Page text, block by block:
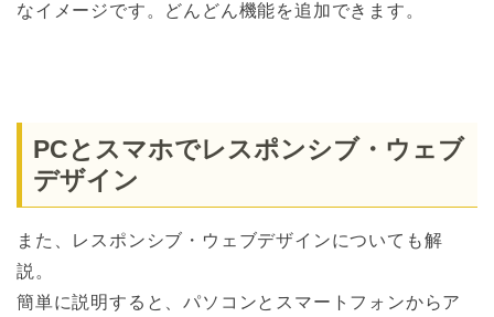
なイメージです。どんどん機能を追加できます。
PCとスマホでレスポンシブ・ウェブ
デザイン
また、レスポンシブ・ウェブデザインについても解
説。
簡単に説明すると、パソコンとスマートフォンからア